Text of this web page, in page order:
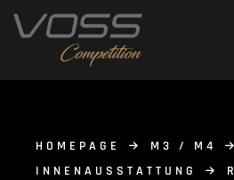
HOMEPAGE M3 / M4
INNENAUSSTATTUNG